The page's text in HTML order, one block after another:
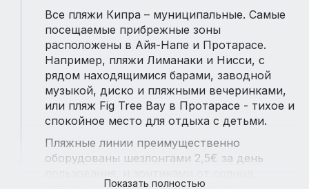
Все пляжи Кипра – муниципальные. Самые
посещаемые прибрежные зоны
расположены в Айя-Напе и Протарасе.
Например, пляжи Лиманаки и Нисси, с
рядом находящимися барами, заводной
музыкой, диско и пляжными вечеринками,
или пляж Fig Tree Bay в Протарасе - тихое и
спокойное место для отдыха с детьми.
Пляжные линии преимущественно
оборудованы шезлонгами 2,5€ за день
Показать полностью